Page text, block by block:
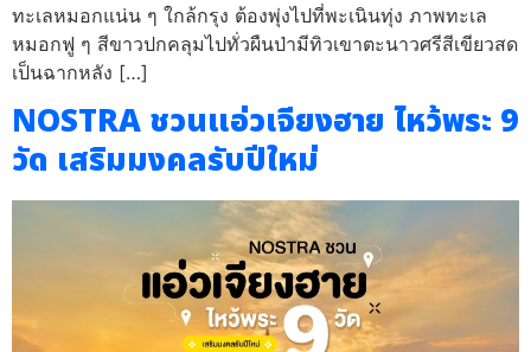
ทะเลหมอกแน่น ๆ ใกล้กรุง ต้องพุ่งไปที่พะเนินทุ่ง ภาพทะเล
หมอกฟู ๆ สีขาวปกคลุมไปทั่วผืนป่ามีทิวเขาตะนาวศรีสีเขียวสด
เป็นฉากหลัง […]
NOSTRA ชวนแอ่วเจียงฮาย ไหว้พระ 9
วัด เสริมมงคลรับปีใหม่